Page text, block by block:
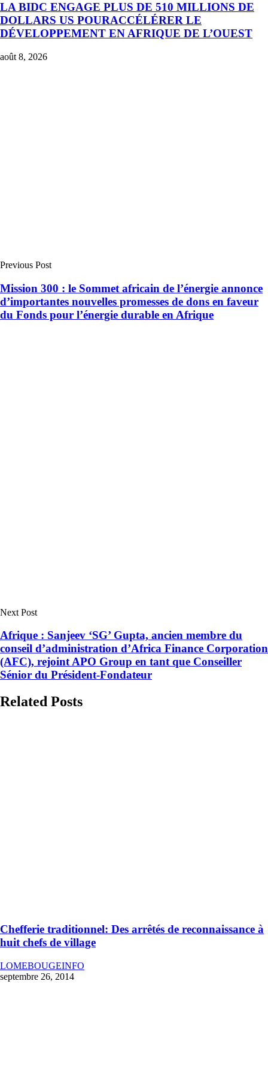
LA BIDC ENGAGE PLUS DE 510 MILLIONS DE
DOLLARS US POURACCÉLÉRER LE
DÉVELOPPEMENT EN AFRIQUE DE L’OUEST
août 8, 2026
Previous Post
Mission 300 : le Sommet africain de l’énergie annonce
d’importantes nouvelles promesses de dons en faveur
du Fonds pour l’énergie durable en Afrique
Next Post
Afrique : Sanjeev ‘SG’ Gupta, ancien membre du
conseil d’administration d’Africa Finance Corporation
(AFC), rejoint APO Group en tant que Conseiller
Sénior du Président-Fondateur
Related Posts
Chefferie traditionnel: Des arrêtés de reconnaissance à
huit chefs de village
LOMEBOUGEINFO
septembre 26, 2014